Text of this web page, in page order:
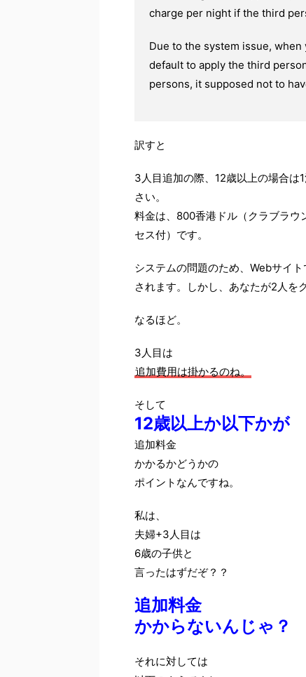
charge per night if the third
Due to the system issue,
default to apply the third
persons, it supposed not to
訳すと
3人目追加の際、12歳以上の場合は
さい。
料金は、800香港ドル（クラブラウ
セス付）です。
システムの問題のため、Webサイ
されます。しかし、あなたが2人を
なるほど。
3人目は
追加費用は掛かるのね。
そして
12歳以上か以下かが
追加料金
かかるかどうかの
ポイントなんですね。
私は、
夫婦+3人目は
6歳の子供と
言ったはずだぞ？？
追加料金
かからないんじゃ？
それに対しては